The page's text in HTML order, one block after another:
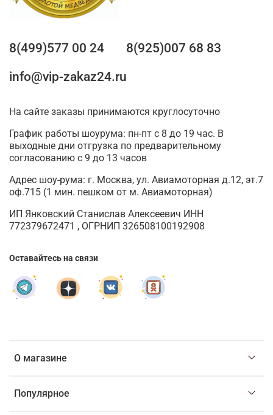
О магазине
Популярное
8(499)577 00 24
8(925)007 68 83
info@vip-zakaz24.ru
На сайте заказы принимаются круглосуточно
График работы шоурума: пн-пт с 8 до 19 час. В
выходные дни отгрузка по предварительному
согласованию с 9 до 13 часов
Адрес шоу-рума: г. Москва, ул. Авиамоторная д.12, эт.7
оф.715 (1 мин. пешком от м. Авиамоторная)
ИП Янковский Станислав Алексеевич ИНН
772379672471 , ОГРНИП 326508100192908
Оставайтесь на связи